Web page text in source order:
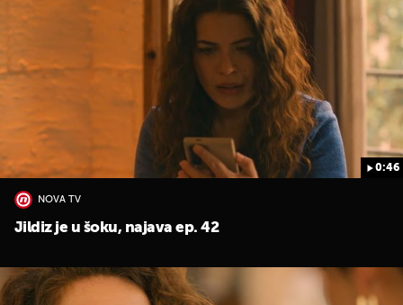
0:46
NOVA TV
Jildiz je u šoku, najava ep. 42